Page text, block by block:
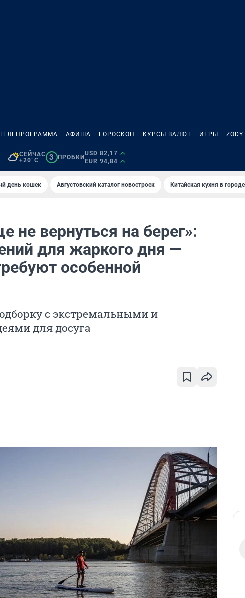
ТЕЛЕПРОГРАММА АФИША ГОРОСКОП КУРСЫ ВАЛЮТ ИГРЫ ZODY
СЕЙЧАС
+20°C
3 ПРОБКИ
USD 82,17
EUR 94,84
день кошек Августовский каталог новостроек Китайская кухня в городе
не вернуться на берег»:
для жаркого дня —
особенной
с экстремальными и
для досуга